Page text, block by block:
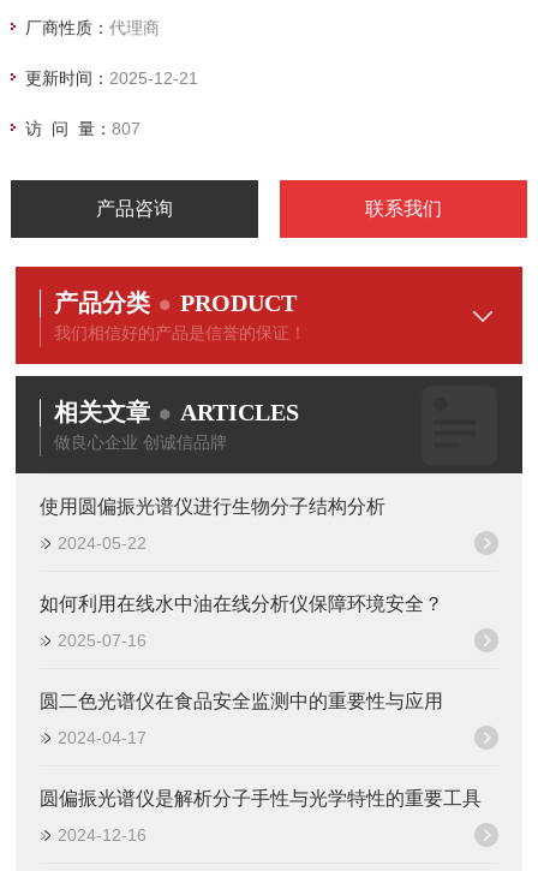
厂商性质： 代理商
更新时间： 2025-12-21
访 问 量： 807
产品咨询 联系我们
产品分类 PRODUCT
我们相信好的产品是信誉的保证！
相关文章 ARTICLES
做良心企业 创诚信品牌
使用圆偏振光谱仪进行生物分子结构分析
2024-05-22
如何利用在线水中油在线分析仪保障环境安全？
2025-07-16
圆二色光谱仪在食品安全监测中的重要性与应用
2024-04-17
圆偏振光谱仪是解析分子手性与光学特性的重要工具
2024-12-16